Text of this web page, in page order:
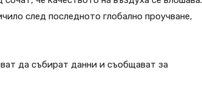
след последното глобално проучване,
да събират данни и съобщават за